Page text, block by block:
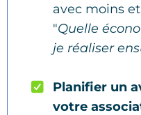
avec moins
"Quelle
je réaliser
Planifier un
votre